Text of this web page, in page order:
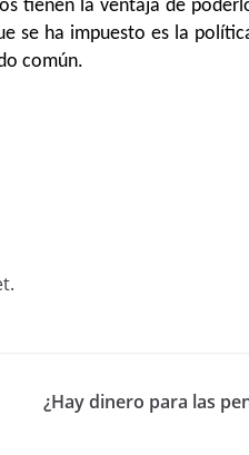
tienen la ventaja de
se ha impuesto es la
común.
¿Hay dinero para las